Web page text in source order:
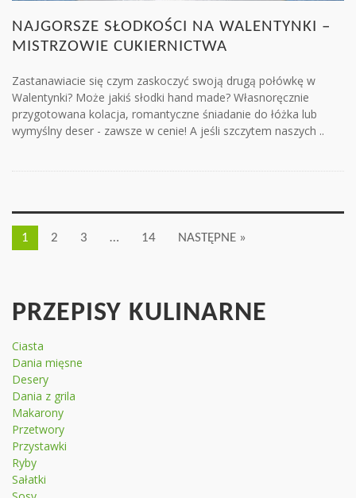
NAJGORSZE SŁODKOŚCI NA WALENTYNKI –
MISTRZOWIE CUKIERNICTWA
Zastanawiacie się czym zaskoczyć swoją drugą połówkę w
Walentynki? Może jakiś słodki hand made? Własnoręcznie
przygotowana kolacja, romantyczne śniadanie do łóżka lub
wymyślny deser - zawsze w cenie! A jeśli szczytem naszych ..
1 2 3 … 14 NASTĘPNE »
PRZEPISY KULINARNE
Ciasta
Dania mięsne
Desery
Dania z grila
Makarony
Przetwory
Przystawki
Ryby
Sałatki